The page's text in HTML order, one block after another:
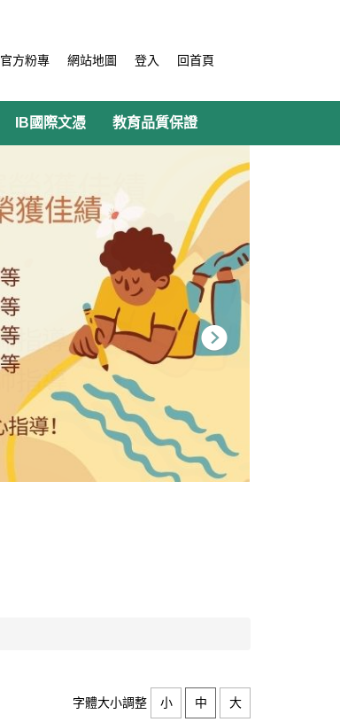
官方粉專 網站地圖 登入 回首頁
IB國際文憑 教育品質保證
字體大小調整 小 中 大